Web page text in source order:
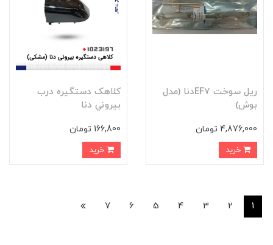
ريل سوخت EF7دنا (مدل
بوش)
4,876,000 تومان
کلاهک دستگيره درب
بيروني دنا
166,800 تومان
1
2
3
4
5
6
7